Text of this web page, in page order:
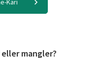
Kari
mangler?